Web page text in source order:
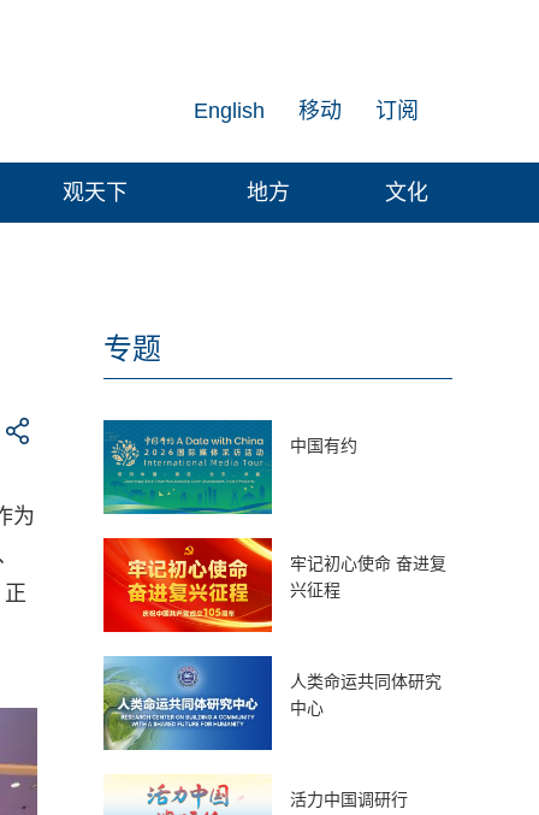
订阅
移动
English
观天下 地方 文化
为
专题
中国有约
牢记初心使命 奋进复
兴征程
人类命运共同体研究
中心
活力中国调研行